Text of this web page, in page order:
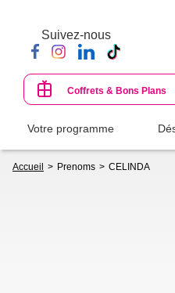
contenu
principal
Suivez-nous
Coffrets & Bons Plans
Votre programme
d'Ariane
Accueil Prenoms CELINDA